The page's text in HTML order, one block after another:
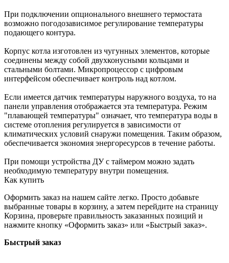
При подключении опционального внешнего термостата
возможно погодозависимое регулирование температуры
подающего контура.
Корпус котла изготовлен из чугунных элементов, которые
соединены между собой двухконусными кольцами и
стальными болтами. Микропроцессор с цифровым
интерфейсом обеспечивает контроль над котлом.
Если имеется датчик температуры наружного воздуха, то на
панели управления отображается эта температура. Режим
"плавающей температуры" означает, что температура воды в
системе отопления регулируется в зависимости от
климатических условий снаружи помещения. Таким образом,
обеспечивается экономия энергоресурсов в течение работы.
При помощи устройства ДУ с таймером можно задать
необходимую температуру внутри помещения.
Как купить
Оформить заказ на нашем сайте легко. Просто добавьте
выбранные товары в корзину, а затем перейдите на страницу
Корзина, проверьте правильность заказанных позиций и
нажмите кнопку «Оформить заказ» или «Быстрый заказ».
Быстрый заказ